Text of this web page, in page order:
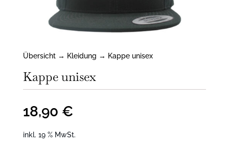
Übersicht→ Kleidung → Kappe unisex
Kappe unisex
18,90 €
inkl. 19 % MwSt.